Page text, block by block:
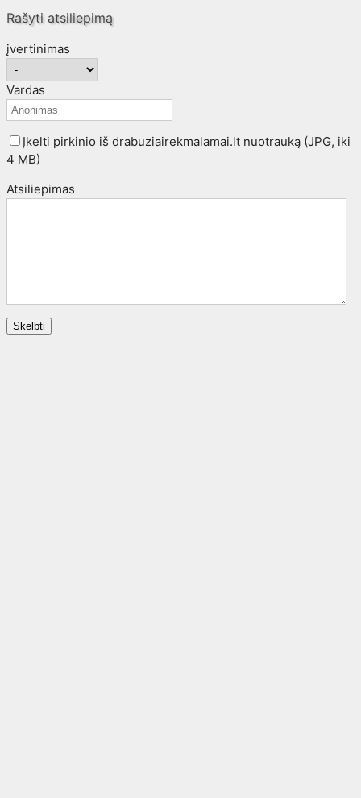
Rašyti atsiliepimą
įvertinimas
Vardas
Įkelti pirkinio iš drabuziairekmalamai.lt nuotrauką (JPG, iki
4 MB)
Atsiliepimas